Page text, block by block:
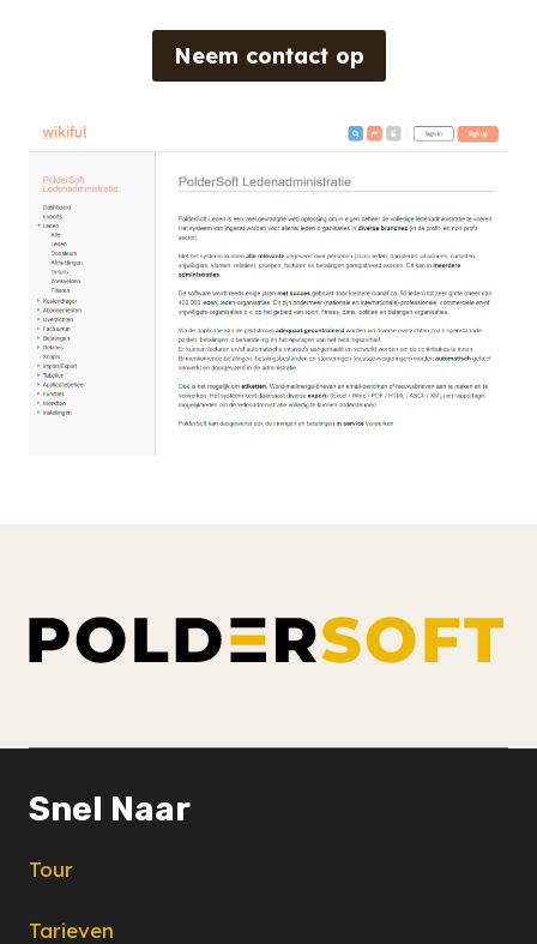
Neem contact op
Snel Naar
Tour
Tarieven